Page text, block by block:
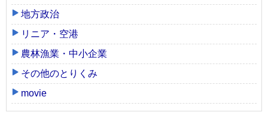
地方政治
リニア・空港
農林漁業・中小企業
その他のとりくみ
movie